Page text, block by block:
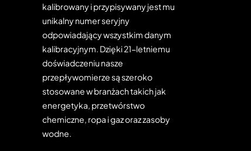
kalibrowany i przypisywany jest mu
unikalny numer seryjny
odpowiadający wszystkim danym
kalibracyjnym. Dzięki 21-letniemu
doświadczeniu nasze
przepływomierze są szeroko
stosowane w branżach takich jak
energetyka, przetwórstwo
chemiczne, ropa i gaz oraz zasoby
wodne.